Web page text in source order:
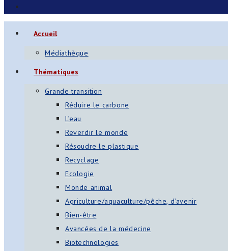
Accueil
Médiathèque
Thématiques
Grande transition
Réduire le carbone
L’eau
Reverdir le monde
Résoudre le plastique
Recyclage
Ecologie
Monde animal
Agriculture/aquaculture/pêche, d’avenir
Bien-être
Avancées de la médecine
Biotechnologies